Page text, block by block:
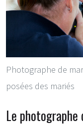
Photographe de
posées des mariés
Le photographe